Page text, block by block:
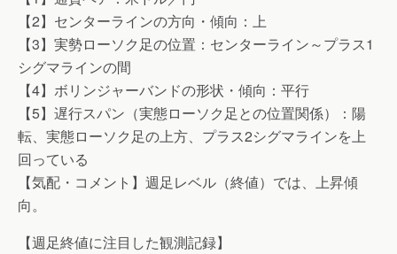
【2】センターラインの方向・傾向：上
【3】実勢ローソク足の位置：センターライン～プラス1
シグマラインの間
【4】ボリンジャーバンドの形状・傾向：平行
【5】遅行スパン（実態ローソク足との位置関係）：陽
転、実態ローソク足の上方、プラス2シグマラインを上
回っている
【気配・コメント】週足レベル（終値）では、上昇傾
向。
【週足終値に注目した観測記録】